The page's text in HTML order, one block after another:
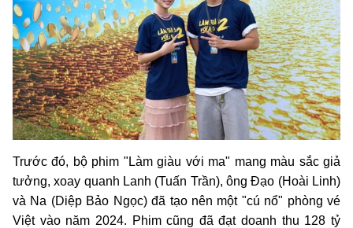
Trước đó, bộ phim "Làm giàu với ma" mang màu sắc giả
tưởng, xoay quanh Lanh (Tuấn Trần), ông Đạo (Hoài Linh)
và Na (Diệp Bảo Ngọc) đã tạo nên một "cú nổ" phòng vé
Việt vào năm 2024. Phim cũng đã đạt doanh thu 128 tỷ